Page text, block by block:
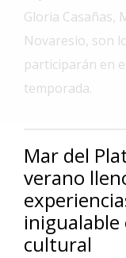
Fotos
Familia
Clasificados
Gloria Casañas,
Novaresio, son
participarán en
temporada.
Mar del
verano
cultural